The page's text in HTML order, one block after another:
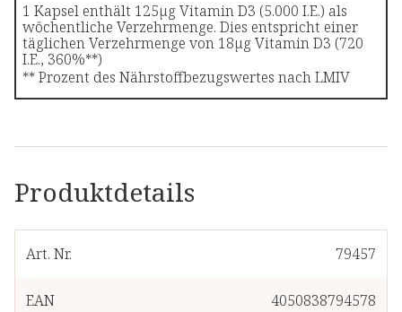
Produktdetails
Art. Nr. 79457
EAN 4050838794578
1 Kapsel enthält 125µg Vitamin D3 (5.000 I.E.) als
wöchentliche Verzehrmenge. Dies entspricht einer
täglichen Verzehrmenge von 18µg Vitamin D3 (720
I.E., 360%**)
** Prozent des Nährstoffbezugswertes nach LMIV